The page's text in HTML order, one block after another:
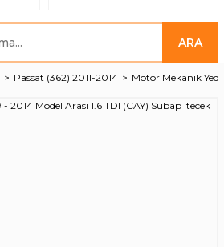
ARA
Passat (362) 2011-2014 Motor Mekanik